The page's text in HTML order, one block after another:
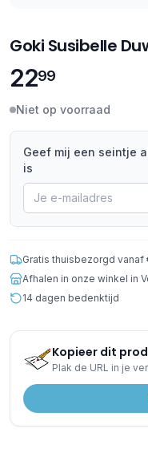
Goki Susibelle
2299
Niet op voorraad
Geef mij een seintje
is
Gratis thuisbezorgd vanaf
Afhalen in onze winkel in
14 dagen bedenktijd
Kopieer dit
Plak de URL in je